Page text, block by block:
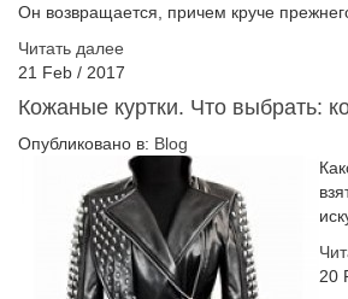
Он возвращается, причем круче
Читать далее
21 Feb / 2017
Кожаные куртки. Что выбрать:
Опубликовано в: Blog
20